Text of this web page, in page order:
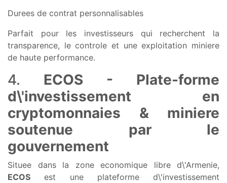
Durees de contrat personnalisables
Parfait pour les investisseurs qui recherchent la
transparence, le controle et une exploitation miniere
de haute performance.
4. ECOS - Plate-forme
d\'investissement en
cryptomonnaies & miniere
soutenue par le
gouvernement
Situee dans la zone economique libre d\'Armenie,
ECOS est une plateforme d\'investissement